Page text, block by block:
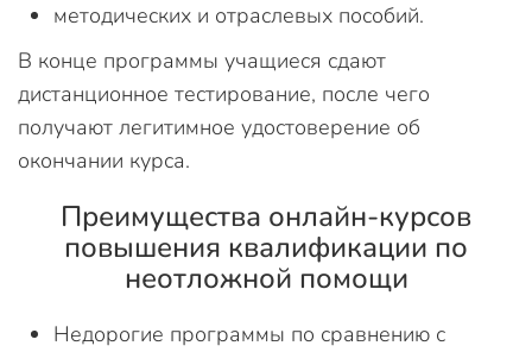
методических и отраслевых пособий.
В конце программы учащиеся сдают
дистанционное тестирование, после чего
получают легитимное удостоверение об
окончании курса.
Преимущества онлайн-курсов
повышения квалификации по
неотложной помощи
Недорогие программы по сравнению с